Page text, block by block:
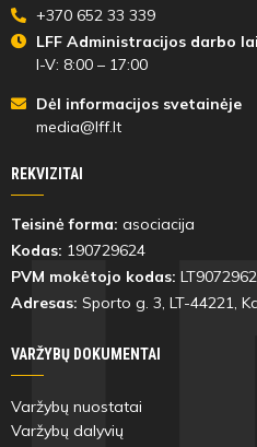
+370 652 33 339
LFF Administracijos darbo
I-V: 8:00 – 17:00
Dėl informacijos svetainėje
media@lff.lt
REKVIZITAI
Teisinė forma: asociacija
Kodas: 190729624
PVM mokėtojo kodas:
Adresas: Sporto g. 3, LT-44221,
VARŽYBŲ DOKUMENTAI
Varžybų nuostatai
Varžybų dalyvių